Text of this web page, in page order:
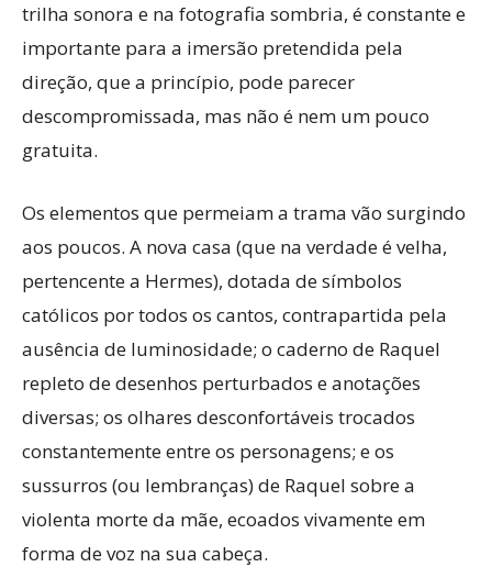
trilha sonora e na fotografia sombria, é constante e
importante para a imersão pretendida pela
direção, que a princípio, pode parecer
descompromissada, mas não é nem um pouco
gratuita.
Os elementos que permeiam a trama vão surgindo
aos poucos. A nova casa (que na verdade é velha,
pertencente a Hermes), dotada de símbolos
católicos por todos os cantos, contrapartida pela
ausência de luminosidade; o caderno de Raquel
repleto de desenhos perturbados e anotações
diversas; os olhares desconfortáveis trocados
constantemente entre os personagens; e os
sussurros (ou lembranças) de Raquel sobre a
violenta morte da mãe, ecoados vivamente em
forma de voz na sua cabeça.